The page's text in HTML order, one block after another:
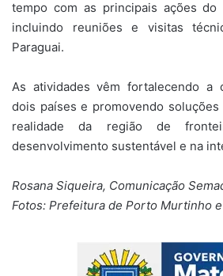
tempo com as principais ações do
incluindo reuniões e visitas
Paraguai.
As atividades vêm fortalecendo a
dois países e promovendo soluções
realidade da região de
desenvolvimento sustentável e na
Rosana Siqueira, Comunicação
Fotos: Prefeitura de Porto Murtinho